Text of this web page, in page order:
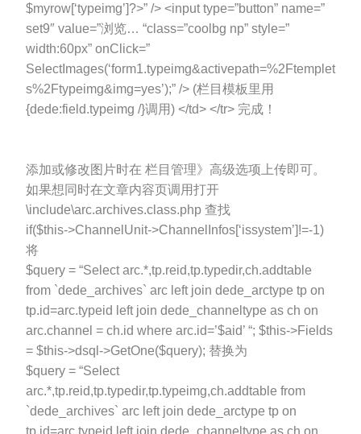
$myrow[‘typeimg’]?>” /> <input type=”button” name=”
set9″ value=”浏览… “class=”coolbg np” style=”
width:60px” onClick=”
SelectImages(‘form1.typeimg&activepath=%2Ftemplet
s%2Ftypeimg&img=yes’);” /> (栏目模板里用
{dede:field.typeimg /}调用) </td> </tr> 完成！
添加或修改图片时在 栏目管理》高级选项上传即可。
如果想同时在文章内容页调用打开
\include\arc.archives.class.php 查找
if($this->ChannelUnit->ChannelInfos[‘issystem’]!=-1)
将
$query = “Select arc.*,tp.reid,tp.typedir,ch.addtable
from `dede_archives` arc left join dede_arctype tp on
tp.id=arc.typeid left join dede_channeltype as ch on
arc.channel = ch.id where arc.id=’$aid’ “; $this->Fields
= $this->dsql->GetOne($query); 替换为
$query = “Select
arc.*,tp.reid,tp.typedir,tp.typeimg,ch.addtable from
`dede_archives` arc left join dede_arctype tp on